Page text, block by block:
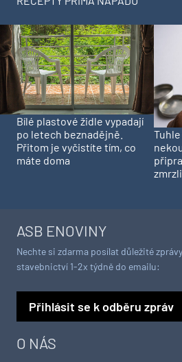
Bílé plastové židle vypadají
po letech beznadějně.
Přitom je vyčistíte tím, co
máte doma
O NÁS
ASB ENOVINY
Nechte si zdarma posílat důležité
stavebnictví 1-2x týdně do emailu:
Přihlásit se k odběru zpráv